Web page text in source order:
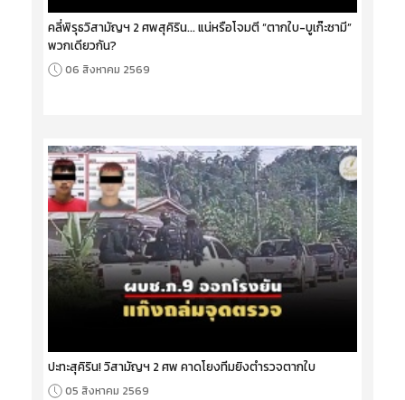
คลี่พิรุธวิสามัญฯ 2 ศพสุคิริน... แน่หรือโจมตี “ตากใบ-บูเก๊ะซามี”
พวกเดียวกัน?
06 สิงหาคม 2569
ปะทะสุคิริน! วิสามัญฯ 2 ศพ คาดโยงทีมยิงตำรวจตากใบ
05 สิงหาคม 2569